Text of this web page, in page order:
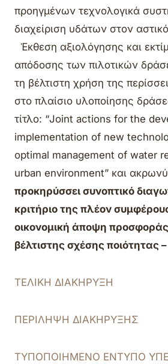
προηγμένων τεχνολογικά
διαχείριση υδάτων στον
Έκθεση αξιολόγησης και
απόδοσης των πιλοτικών
τη βέλτιστη χρήση της
στο πλαίσιο υλοποίησης
τίτλο: “Joint actions for the
implementation of new
optimal management of water
urban environment” και
προκηρύσσει συνοπτικό
κριτήριο της πλέον
οικονομική άποψη
βέλτιστης σχέσης ποιότητας –
ΤΕΛΙΚΗ ΔΙΑΚΗΡΥΞΗ
ΠΕΡΙΛΗΨΗ ΔΙΑΚΗΡΥΞΗΣ
ΤΥΠΟΠΟΙΗΜΕΝΟ ΕΝΤΥΠΟ